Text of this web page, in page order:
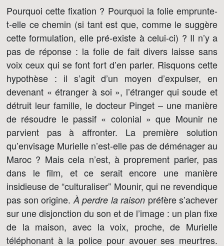
Pourquoi cette fixation ? Pourquoi la folie emprunte-
t-elle ce chemin (si tant est que, comme le suggère
cette formulation, elle pré-existe à celui-ci) ? Il n’y a
pas de réponse : la folie de fait divers laisse sans
voix ceux qui se font fort d’en parler. Risquons cette
hypothèse : il s’agit d’un moyen d’expulser, en
devenant « étranger à soi », l’étranger qui soude et
détruit leur famille, le docteur Pinget – une manière
de résoudre le passif « colonial » que Mounir ne
parvient pas à affronter. La première solution
qu’envisage Murielle n’est-elle pas de déménager au
Maroc ? Mais cela n’est, à proprement parler, pas
dans le film, et ce serait encore une manière
insidieuse de “culturaliser” Mounir, qui ne revendique
pas son origine. À perdre la raison préfère s’achever
sur une disjonction du son et de l’image : un plan fixe
de la maison, avec la voix, proche, de Murielle
téléphonant à la police pour avouer ses meurtres.